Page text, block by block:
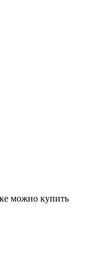
можно купить